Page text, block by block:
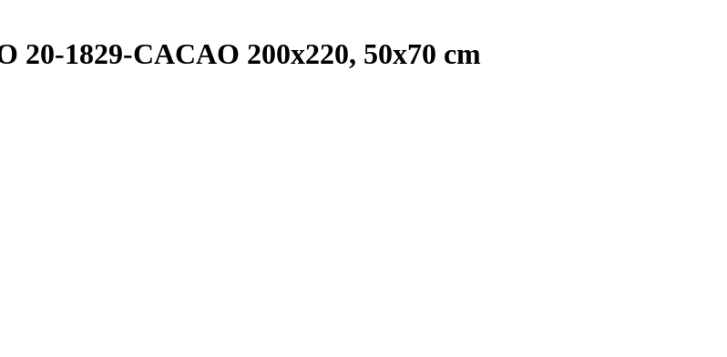
1829-CACAO 200x220, 50x70 cm